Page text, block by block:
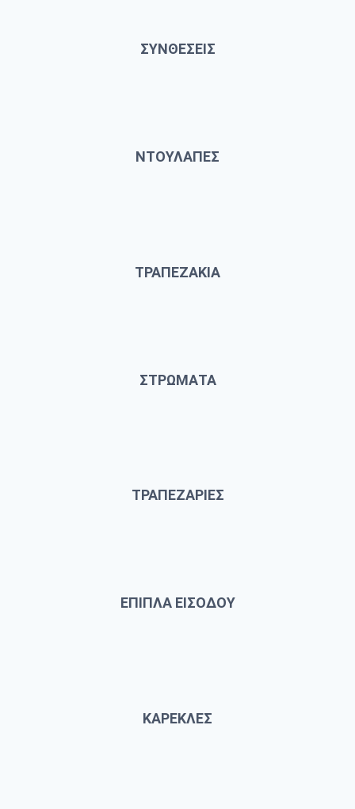
ΣΥΝΘΕΣΕΙΣ
ΝΤΟΥΛΑΠΕΣ
ΤΡΑΠΕΖΑΚΙΑ
ΣΤΡΩΜΑΤΑ
ΤΡΑΠΕΖΑΡΙΕΣ
ΕΠΙΠΛΑ ΕΙΣΟΔΟΥ
ΚΑΡΕΚΛΕΣ